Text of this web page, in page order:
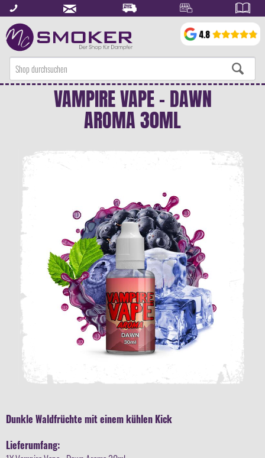
VAMPIRE VAPE - DAWN
AROMA 30ML
Dunkle Waldfrüchte mit einem kühlen Kick
Lieferumfang: